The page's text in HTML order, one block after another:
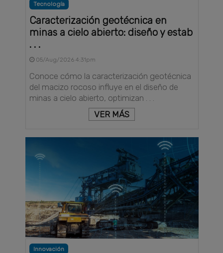
Tecnología
Caracterización geotécnica en
minas a cielo abierto: diseño y estab
. . .
05/Aug/2026 4:31pm
Conoce cómo la caracterización geotécnica
del macizo rocoso influye en el diseño de
minas a cielo abierto, optimizan . . .
VER MÁS
Innovación